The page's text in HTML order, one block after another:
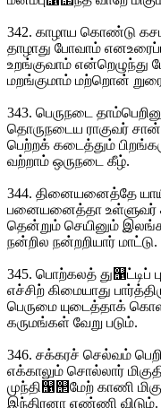
342. காழாய கொண்டு
தாழாது போவாம்
உறங்குவாம் என்றெழுந்து
மறங்குமாம் மற்றொன்
343. பெருநடை
தொருநடைய ராகுவர்
பெற்றக் கடைத்தும்
வற்றாம் ஒருநடை கீழ்.
344. தினையனைத்தே
பனையனைத்தா
தென்றும் செயினும்
நன்றில நன்றறியார் மாட்டு.
345. பொற்கலத் து஡ட்டிப்
எச்சிற் கிமையாது
பெருமை யுடைத்தாக்
கருமங்கள் வேறு படும்.
346. சக்கரச் செல்வம்
எக்காலும் சொல்லார்
முந்தி஡஢மேற் காணி
இந்திரனா எண்ணி விடும்.